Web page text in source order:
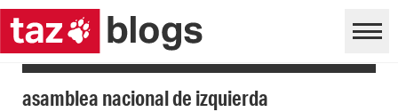
asamblea nacional de izquierda